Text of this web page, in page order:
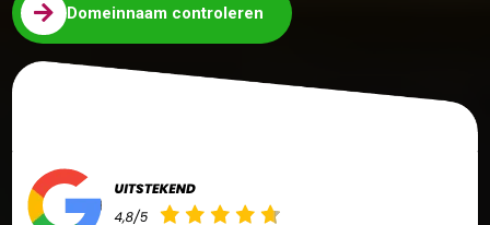
 Domeinnaam controleren